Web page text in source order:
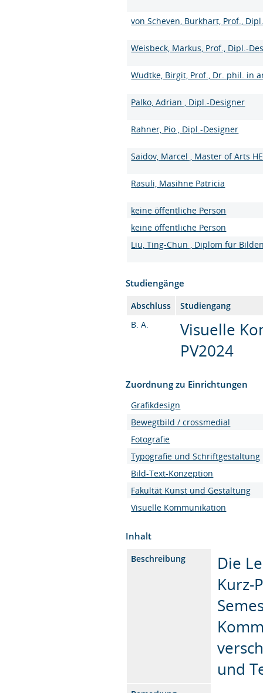
von Scheven, Burkhart, Prof.,
Weisbeck, Markus, Prof., Dipl.-
Wudtke, Birgit, Prof., Dr. phil. in
Palko, Adrian , Dipl.-Designer
Rahner, Pio , Dipl.-Designer
Saidov, Marcel , Master of Arts
Rasuli, Masihne Patricia
keine öffentliche Person
keine öffentliche Person
Liu, Ting-Chun , Diplom für
Studiengänge
Abschluss
Studiengang
B. A.
Visuelle
PV2024
Zuordnung zu Einrichtungen
Grafikdesign
Bewegtbild / crossmedial
Fotografie
Typografie und Schriftgestaltung
Bild-Text-Konzeption
Fakultät Kunst und Gestaltung
Visuelle Kommunikation
Inhalt
Beschreibung
Die
Kurz-
und